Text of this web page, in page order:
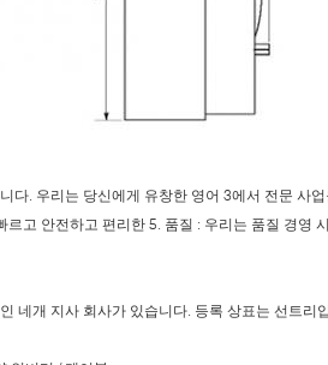
다. 우리는 당신에게 유창한 영어 3에서 전문 사
고 안전하고 편리한 5. 품질 : 우리는 품질 경영
네개 지사 회사가 있습니다. 등록 상표는 선트리